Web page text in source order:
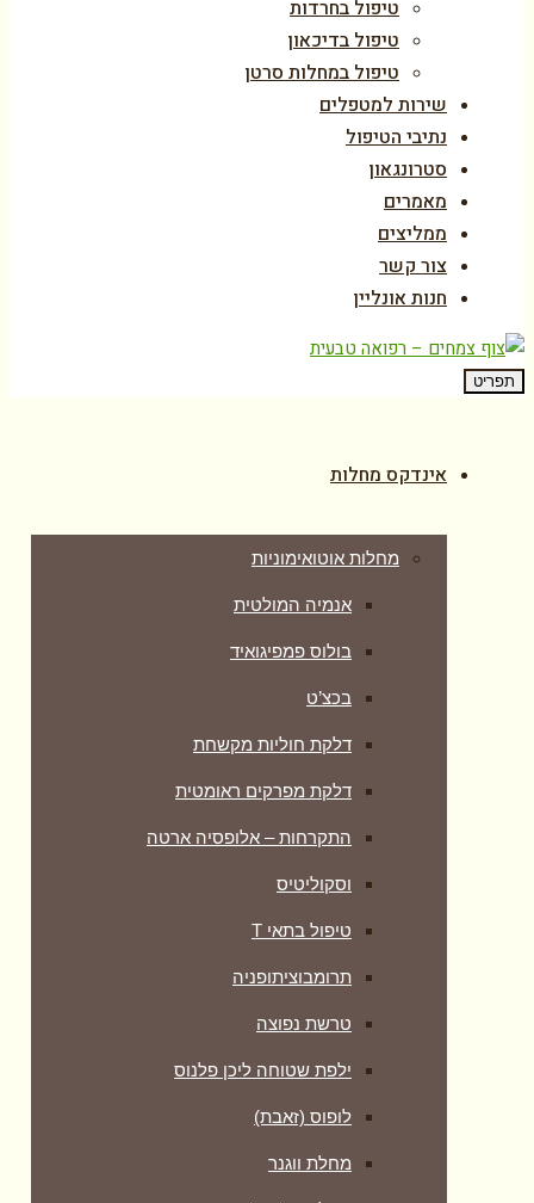
טיפול בחרדות
טיפול בדיכאון
טיפול במחלות סרטן
שירות למטפלים
נתיבי הטיפול
סטרונגאון
מאמרים
ממליצים
צור קשר
חנות אונליין
תפריט
אינדקס מחלות
מחלות אוטואימוניות
אנמיה המולטית
בולוס פמפיגואיד
בכצ’ט
דלקת חוליות מקשחת
דלקת מפרקים ראומטית
התקרחות – אלופסיה ארטה
וסקוליטיס
טיפול בתאי T
תרומבוציתופניה
טרשת נפוצה
ילפת שטוחה ליכן פלנוס
לופוס (זאבת)
מחלת ווגנר